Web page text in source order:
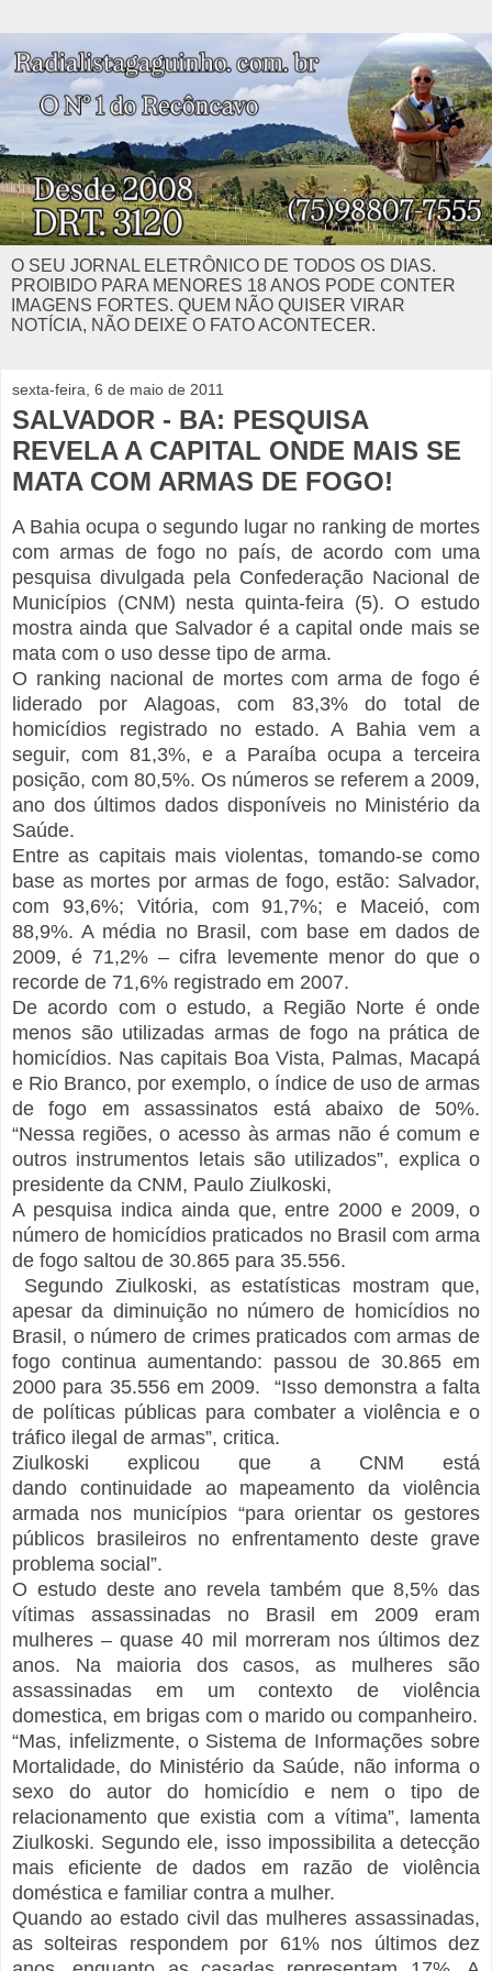
O SEU JORNAL ELETRÔNICO DE TODOS OS DIAS.
PROIBIDO PARA MENORES 18 ANOS PODE CONTER
IMAGENS FORTES. QUEM NÃO QUISER VIRAR
NOTÍCIA, NÃO DEIXE O FATO ACONTECER.
sexta-feira, 6 de maio de 2011
SALVADOR - BA: PESQUISA
REVELA A CAPITAL ONDE MAIS SE
MATA COM ARMAS DE FOGO!
A Bahia ocupa o segundo lugar no ranking de mortes
com armas de fogo no país, de acordo com uma
pesquisa divulgada pela Confederação Nacional de
Municípios (CNM) nesta quinta-feira (5). O estudo
mostra ainda que Salvador é a capital onde mais se
mata com o uso desse tipo de arma.
O ranking nacional de mortes com arma de fogo é
liderado por Alagoas, com 83,3% do total de
homicídios registrado no estado. A Bahia vem a
seguir, com 81,3%, e a Paraíba ocupa a terceira
posição, com 80,5%. Os números se referem a 2009,
ano dos últimos dados disponíveis no Ministério da
Saúde.
Entre as capitais mais violentas, tomando-se como
base as mortes por armas de fogo, estão: Salvador,
com 93,6%; Vitória, com 91,7%; e Maceió, com
88,9%. A média no Brasil, com base em dados de
2009, é 71,2% – cifra levemente menor do que o
recorde de 71,6% registrado em 2007.
De acordo com o estudo, a Região Norte é onde
menos são utilizadas armas de fogo na prática de
homicídios. Nas capitais Boa Vista, Palmas, Macapá
e Rio Branco, por exemplo, o índice de uso de armas
de fogo em assassinatos está abaixo de 50%.
“Nessa regiões, o acesso às armas não é comum e
outros instrumentos letais são utilizados”, explica o
presidente da CNM, Paulo Ziulkoski,
A pesquisa indica ainda que, entre 2000 e 2009, o
número de homicídios praticados no Brasil com arma
de fogo saltou de 30.865 para 35.556.
Segundo Ziulkoski, as estatísticas mostram que,
apesar da diminuição no número de homicídios no
Brasil, o número de crimes praticados com armas de
fogo continua aumentando: passou de 30.865 em
2000 para 35.556 em 2009. “Isso demonstra a falta
de políticas públicas para combater a violência e o
tráfico ilegal de armas”, critica.
Ziulkoski explicou que a CNM está
dando continuidade ao mapeamento da violência
armada nos municípios “para orientar os gestores
públicos brasileiros no enfrentamento deste grave
problema social”.
O estudo deste ano revela também que 8,5% das
vítimas assassinadas no Brasil em 2009 eram
mulheres – quase 40 mil morreram nos últimos dez
anos. Na maioria dos casos, as mulheres são
assassinadas em um contexto de violência
domestica, em brigas com o marido ou companheiro.
“Mas, infelizmente, o Sistema de Informações sobre
Mortalidade, do Ministério da Saúde, não informa o
sexo do autor do homicídio e nem o tipo de
relacionamento que existia com a vítima”, lamenta
Ziulkoski. Segundo ele, isso impossibilita a detecção
mais eficiente de dados em razão de violência
doméstica e familiar contra a mulher.
Quando ao estado civil das mulheres assassinadas,
as solteiras respondem por 61% nos últimos dez